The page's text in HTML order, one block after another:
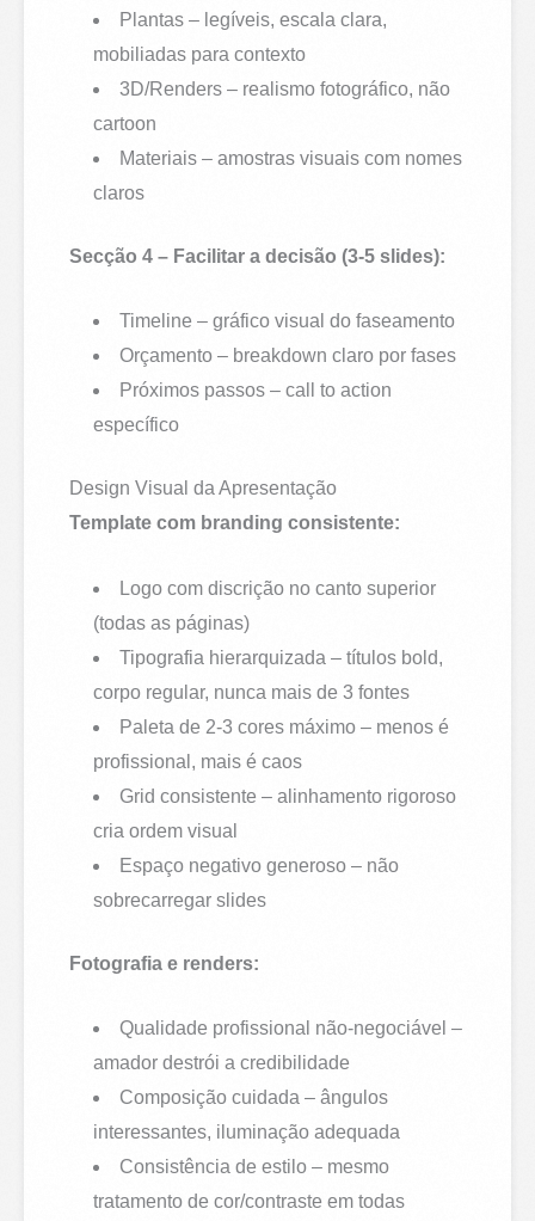
Plantas – legíveis, escala clara,
mobiliadas para contexto
3D/Renders – realismo fotográfico, não
cartoon
Materiais – amostras visuais com nomes
claros
Secção 4 – Facilitar a decisão (3-5 slides):
Timeline – gráfico visual do faseamento
Orçamento – breakdown claro por fases
Próximos passos – call to action
específico
Design Visual da Apresentação
Template com branding consistente:
Logo com discrição no canto superior
(todas as páginas)
Tipografia hierarquizada – títulos bold,
corpo regular, nunca mais de 3 fontes
Paleta de 2-3 cores máximo – menos é
profissional, mais é caos
Grid consistente – alinhamento rigoroso
cria ordem visual
Espaço negativo generoso – não
sobrecarregar slides
Fotografia e renders:
Qualidade profissional não-negociável –
amador destrói a credibilidade
Composição cuidada – ângulos
interessantes, iluminação adequada
Consistência de estilo – mesmo
tratamento de cor/contraste em todas